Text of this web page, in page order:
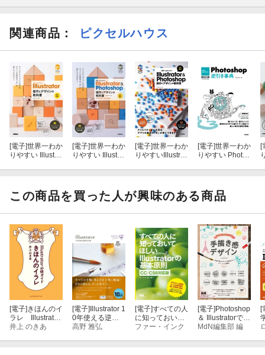
関連商品 ： ピクセルハウス
[電子]世界一わか
りやすい Illustrat
[電子]世界一わか
りやすい Illustrat
3版］
[電子]世界一わか
りやすいIllustrat
訂4版］
[電子]世界一わか
りやすい Photos
[
この商品を買った人が興味のある商品
[電子]きほんのイ
ラレ Illustrator
必修ガイド（CC
井上 のきあ
[電子]Illustrator 1
0年使える逆引
き手帖【CC完全
高野 雅弘
[電子]すべての人
に知っておいて
ほしいIllustrator
ファー・インク
[電子]Photoshop
＆ Illustratorでつ
くる手描き感デ
MdN編集部 編
[